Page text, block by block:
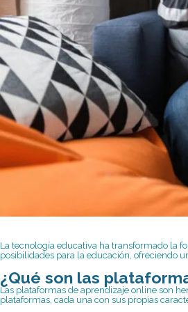
La tecnología educativa ha transformado la
posibilidades para la educación, ofreciendo
¿Qué son las
Las plataformas de aprendizaje online son
plataformas, cada una con sus propias